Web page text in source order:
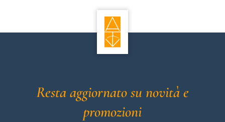
Resta aggiornato su novità e
promozioni